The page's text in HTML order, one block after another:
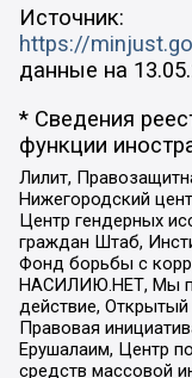
Источник:
https://
данные на
* Сведения
функции
Лилит,
Нижегородский
Центр гендерных
граждан Штаб,
Фонд борьбы с
НАСИЛИЮ.НЕТ, Мы
действие, Открытый
Правовая
Ерушалаим, Центр
средств массовой